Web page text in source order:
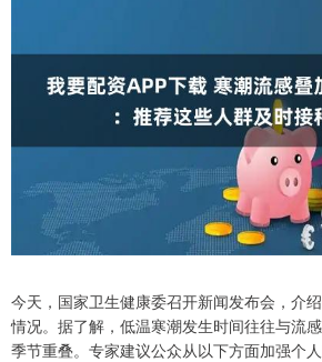
今天，国家卫生健康委召开新闻发布会，介
情况。据了解，低温寒潮发生时间往往与流
季节重叠。专家建议公众从以下方面加强个人